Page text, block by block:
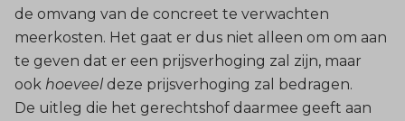
de omvang van de concreet te verwachten
meerkosten. Het gaat er dus niet alleen om om aan
te geven dat er een prijsverhoging zal zijn, maar
ook hoeveeldeze prijsverhoging zal bedragen.
De uitleg die het gerechtshof daarmee geeft aan